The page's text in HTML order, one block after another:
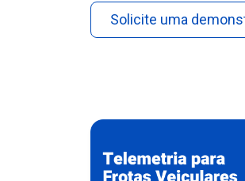
Solicite uma